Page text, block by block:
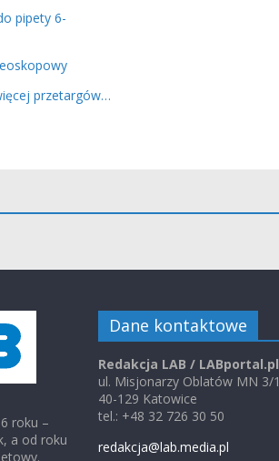
pipety 6-
przetargów…
roku –
a od roku
Dane kontaktowe
Redakcja LAB / LABportal.pl
ul. Misjonarzy Oblatów MN 3/1
40-129 Katowice
tel.: +48 32 726 30 50
redakcja@lab.media.pl